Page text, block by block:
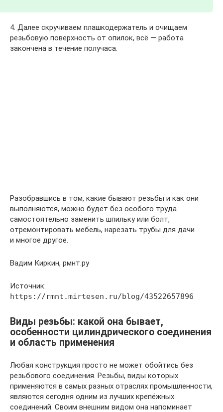
4. Далее скручиваем плашкодержатель и очищаем
резьбовую поверхность от опилок, всё — работа
закончена в течение получаса.
Разобравшись в том, какие бывают резьбы и как они
выполняются, можно будет без особого труда
самостоятельно заменить шпильку или болт,
отремонтировать мебель, нарезать трубы для дачи
и многое другое.
Вадим Киркин, рмнт.ру
Источник:
https://rmnt.mirtesen.ru/blog/43522657896
Виды резьбы: какой она бывает,
особенности цилиндрического соединения
и область применения
Любая конструкция просто не может обойтись без
резьбового соединения. Резьбы, виды которых
применяются в самых разных отраслях промышленности,
являются сегодня одним из лучших крепёжных
соединений. Своим внешним видом она напоминает